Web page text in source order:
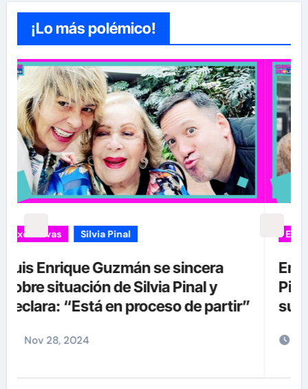
¡Lo más polémico!
Exclusivas Silvia Pinal
Entre lágrimas, asistente de Silvia
Pinal revela nuevos detalles sobre
su salud
Nov 27, 2024